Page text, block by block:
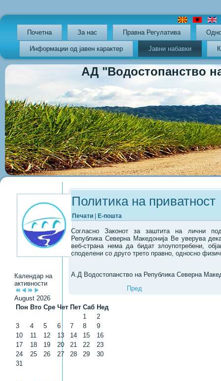
Почетна За нас Правна Регулатива
Информации од јавен карактер Јавни набавки
АД "Водостопанство на
Календар на
активности
August 2026
Пон Вто Сре Чет Пет Саб Нед
1
2
3
4 5 6 7 8
9
10
11 12 13 14 15
16
17
18 19 20 21 22
23
24
25 26 27 28 29
30
31
Политика на приватност
Печати Е-пошта
Согласно Законот за заштита на лични
Република Северна Македонија Ве уверува
веб-страна нема да бидат злоупотребени,
споделени со друго трето правно, односно
А.Д Водостопанство на Република Северна
Пред